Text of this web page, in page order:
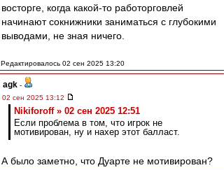
восторге, когда какой-то работорговлей
начинают сокнижники заниматься с глубокими
выводами, не зная ничего.
Редактировалось 02 сен 2025 13:20
agk -
02 сен 2025 13:12
Nikiforoff » 02 сен 2025 12:51
Если проблема в том, что игрок не
мотивирован, ну и нахер этот балласт.
А было заметно, что Дуарте не мотивирован?